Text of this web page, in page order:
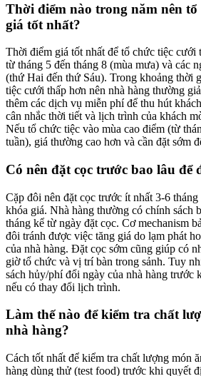
Thời điểm nào trong năm nên tổ
giá tốt nhất?
Thời điểm giá tốt nhất để tổ chức tiệc cưới
từ tháng 5 đến tháng 8 (mùa mưa) và các
(thứ Hai đến thứ Sáu). Trong khoảng thời
tiệc cưới thấp hơn nên nhà hàng thường
thêm các dịch vụ miễn phí để thu hút
cân nhắc thời tiết và lịch trình của khách
Nếu tổ chức tiệc vào mùa cao điểm (từ
tuần), giá thường cao hơn và cần đặt sớm
Có nên đặt cọc trước bao lâu để
Cặp đôi nên đặt cọc trước ít nhất 3-6
khóa giá. Nhà hàng thường có chính sách
tháng kể từ ngày đặt cọc. Cơ mechanism
đôi tránh được việc tăng giá do lạm phát
của nhà hàng. Đặt cọc sớm cũng giúp có
giờ tổ chức và vị trí bàn trong sảnh. Tuy
sách hủy/phí đổi ngày của nhà hàng trước
nếu có thay đổi lịch trình.
Làm thế nào để kiểm tra chất
nhà hàng?
Cách tốt nhất để kiểm tra chất lượng món
hàng dùng thử (test food) trước khi quyết